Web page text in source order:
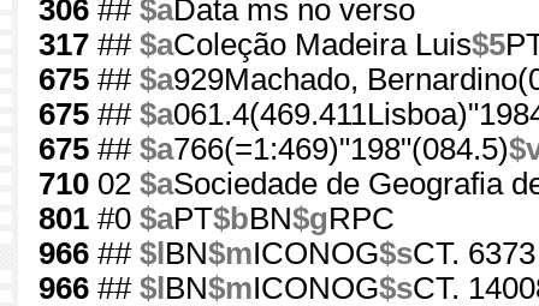
306 ## $aData ms no verso
317 ## $aColeção Madeira Luis$5
675 ## $a929Machado,
675 ## $a
675 ## $a766(=1:469)"198"(084.5)
710 02 $aSociedade de Geografia
801 #0 $aPT$bBN$gRPC
966 ## $l BN$mICONOG$sCT.
966 ## $l BN$mICONOG$sCT.